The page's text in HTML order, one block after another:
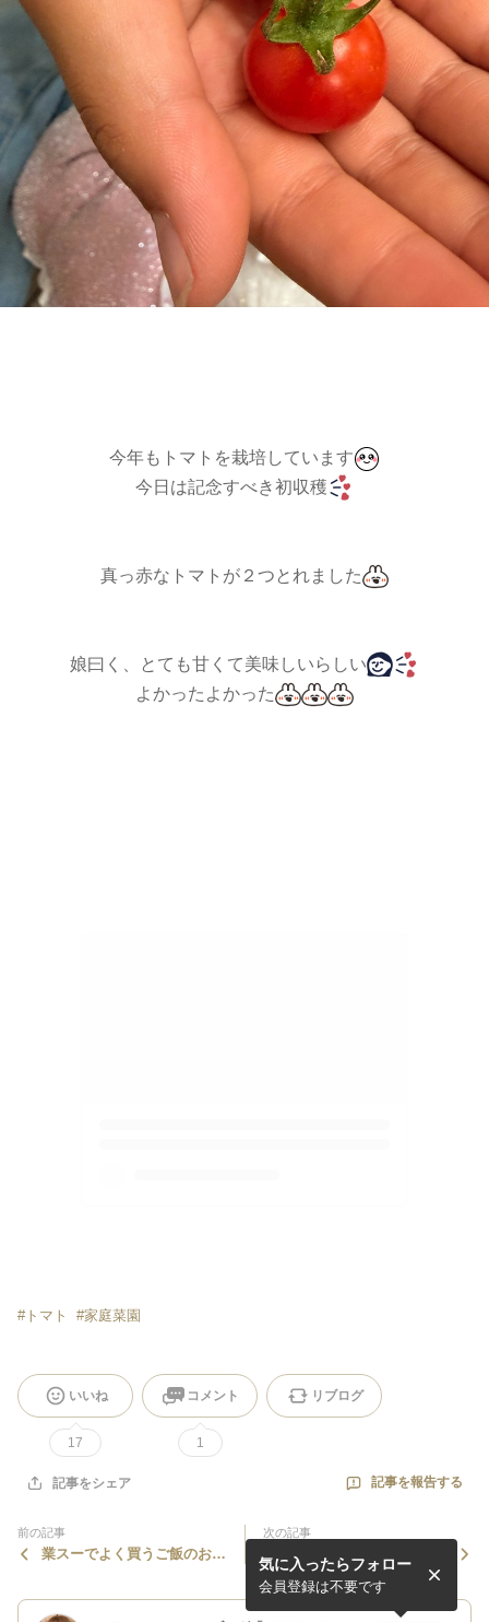
今年もトマトを栽培しています
今日は記念すべき初収穫
真っ赤なトマトが２つとれました
娘曰く、とても甘くて美味しいらしい
よかったよかった
#トマト #家庭菜園
いいね
17
コメント
1
リブログ
記事をシェア 記事を報告する
前の記事
業スーでよく買うご飯のおか
次の記事
最近の子育てについて
気に入ったらフォロー
会員登録は不要です